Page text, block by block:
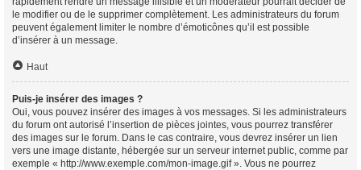
le modifier ou de le supprimer complètement. Les administrateurs du forum
peuvent également limiter le nombre d’émoticônes qu’il est possible
d’insérer à un message.
Haut
Puis-je insérer des images ?
Oui, vous pouvez insérer des images à vos messages. Si les administrateurs
du forum ont autorisé l’insertion de pièces jointes, vous pourrez transférer
des images sur le forum. Dans le cas contraire, vous devrez insérer un lien
vers une image distante, hébergée sur un serveur internet public, comme par
exemple « http://www.exemple.com/mon-image.gif ». Vous ne pourrez